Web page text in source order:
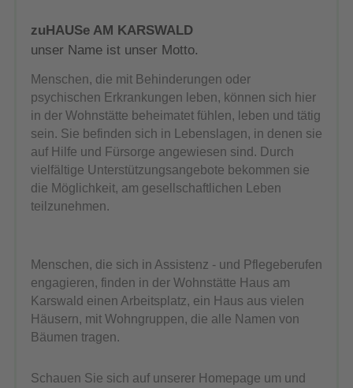
zuHAUSe AM KARSWALD
unser Name ist unser Motto.
Menschen, die mit Behinderungen oder
psychischen Erkrankungen leben, können sich hier
in der Wohnstätte beheimatet fühlen, leben und tätig
sein. Sie befinden sich in Lebenslagen, in denen sie
auf Hilfe und Fürsorge angewiesen sind. Durch
vielfältige Unterstützungsangebote bekommen sie
die Möglichkeit, am gesellschaftlichen Leben
teilzunehmen.
Menschen, die sich in Assistenz - und Pflegeberufen
engagieren, finden in der Wohnstätte Haus am
Karswald einen Arbeitsplatz, ein Haus aus vielen
Häusern, mit Wohngruppen, die alle Namen von
Bäumen tragen.
Schauen Sie sich auf unserer Homepage um und